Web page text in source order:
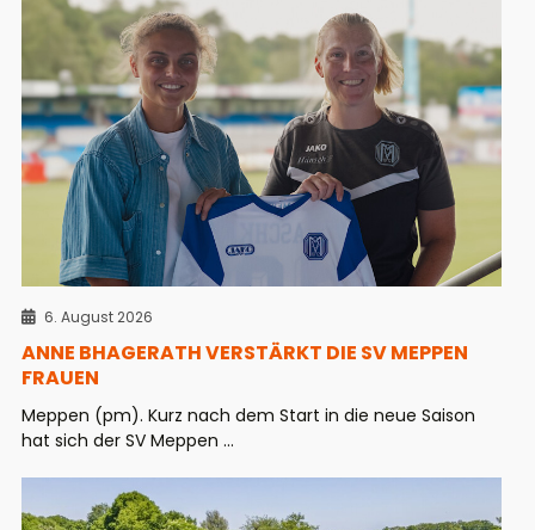
6. August 2026
ANNE BHAGERATH VERSTÄRKT DIE SV MEPPEN
FRAUEN
Meppen (pm). Kurz nach dem Start in die neue Saison
hat sich der SV Meppen ...